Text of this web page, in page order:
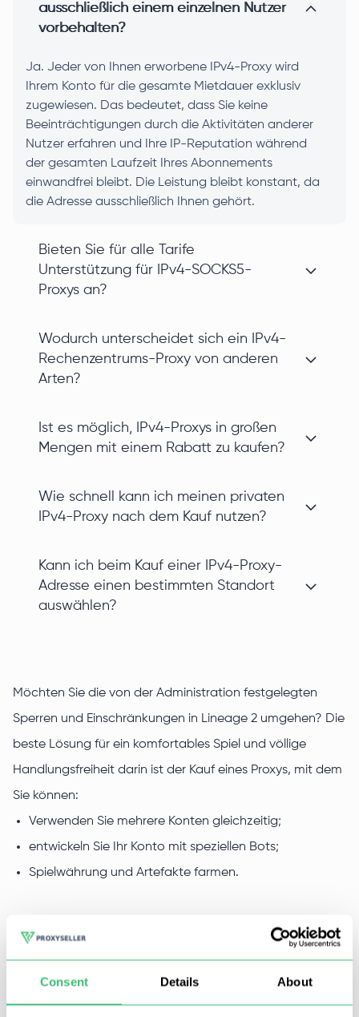
Consent Details About
ausschließlich einem einzelnen Nutzer
vorbehalten?
Ja. Jeder von Ihnen erworbene IPv4-Proxy wird
Ihrem Konto für die gesamte Mietdauer exklusiv
zugewiesen. Das bedeutet, dass Sie keine
Beeinträchtigungen durch die Aktivitäten anderer
Nutzer erfahren und Ihre IP-Reputation während
der gesamten Laufzeit Ihres Abonnements
einwandfrei bleibt. Die Leistung bleibt konstant, da
die Adresse ausschließlich Ihnen gehört.
Bieten Sie für alle Tarife
Unterstützung für IPv4-SOCKS5-
Proxys an?
Wodurch unterscheidet sich ein IPv4-
Rechenzentrums-Proxy von anderen
Arten?
Ist es möglich, IPv4-Proxys in großen
Mengen mit einem Rabatt zu kaufen?
Wie schnell kann ich meinen privaten
IPv4-Proxy nach dem Kauf nutzen?
Kann ich beim Kauf einer IPv4-Proxy-
Adresse einen bestimmten Standort
auswählen?
Möchten Sie die von der Administration festgelegten
Sperren und Einschränkungen in Lineage 2 umgehen? Die
beste Lösung für ein komfortables Spiel und völlige
Handlungsfreiheit darin ist der Kauf eines Proxys, mit dem
Sie können:
Verwenden Sie mehrere Konten gleichzeitig;
entwickeln Sie Ihr Konto mit speziellen Bots;
Spielwährung und Artefakte farmen.
Um eine Sperre zu vermeiden, empfehlen wir die
Verwendung einer IP-Adresse für ein Konto, da die
Spieladministration dies sorgfältig überwacht. Außerdem